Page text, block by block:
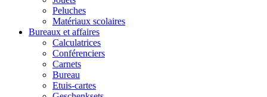
Peluches
Matériaux scolaires
Bureaux et affaires
Calculatrices
Conférenciers
Carnets
Bureau
Etuis-cartes